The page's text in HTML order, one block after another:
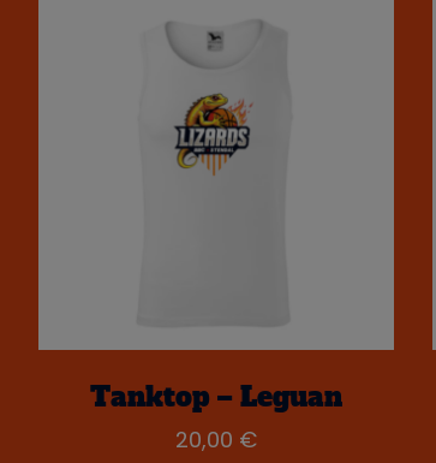
Tanktop – Leguan
20,00 €